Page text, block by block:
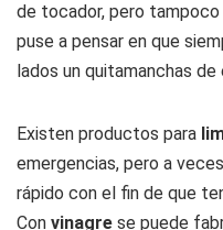
de tocador, pero
puse a pensar en que
lados un quitamanchas
Existen productos para
emergencias, pero a
rápido con el fin de que
Con vinagre se puede